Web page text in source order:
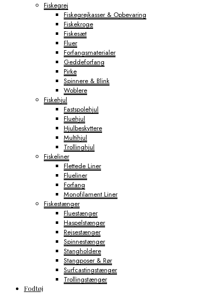
Fiskegrej
Fiskegrejkasser & Opbevaring
Fiskekroge
Fiskesæt
Fluer
Forfangsmaterialer
Geddeforfang
Pirke
Spinnere & Blink
Woblere
Fiskehjul
Fastspolehjul
Fluehjul
Hjulbeskyttere
Multihjul
Trollinghjul
Fiskeliner
Flettede Liner
Flueliner
Forfang
Monofilament Liner
Fiskestænger
Fluestænger
Haspelstænger
Rejsestænger
Spinnestænger
Stangholdere
Stangposer & Rør
Surfcastingstænger
Trollingstænger
Fodtøj